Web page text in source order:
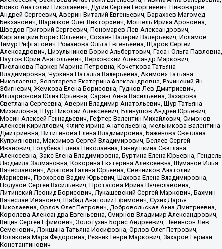
Бойко Анатолий Николаевич, Дугин Сергей Георгиевич, Пивоваров
Андрей Сергеевич, Аверин Виталий Евгеньевич, Барахоев Магомед
Бекханович, Шарипков Олег Викторович, Мошель Ирина Ароновна,
Шведов Григорий Сергеевич, Пономарев Лев Александрович,
Каргалицкий Борис Юльевич, Созаев Валерий Валерьевич, Исламов
Тимур Рифгатович, Романова Ольга Евгеньевна, Щаров Сергей
Алексадрович, Цирульников Борис Альбертович, Гасан Ольга Павловна,
Паутов Юрий Анатольевич, Верховский Александр Маркович,
Пислакова-Паркер Марина Петровна, Кочеткова Татьяна
Владимировна, Чуркина Наталья Валерьевна, Акимова Татьяна
Николаевна, Золотарева Екатерина Александровна, Рачинский Ян
Збигневич, Жемкова Елена Борисовна, Гудков Лев Дмитриевич,
Илларионова Юлия Юрьевна, Саранг Анна Васильевна, Захарова
Светлана Сергеевна, Аверин Владимир Анатольевич, Щур Татьяна
Михайловна, Щур Николай Алексеевич, Блинушов Андрей Юрьевич,
Мосин Алексей Геннадьевич, Гефтер Валентин Михайлович, Симонов
Алексей Кириллович, Флиге Ирина Анатольевна, Мельникова Валентина
Дмитриевна, Вититинова Елена Владимировна, Баженова Светлана
Куприяновна, Максимов Сергей Владимирович, Беляев Сергей
Иванович, Голубева Елена Николаевна, Ганнушкина Светлана
Алексеевна, Закс Елена Владимировна, Буртина Елена Юрьевна, Гендель
Людмила Залмановна, Кокорина Екатерина Алексеевна, Шуманов Илья
Вячеславович, Арапова Галина Юрьевна, Свечников Анатолий
Мариевич, Прохоров Вадим Юрьевич, Шахова Елена Владимировна,
Подузов Сергей Васильевич, Протасова Ирина Вячеславовна,
Литинский Леонид Борисович, Лукашевский Сергей Маркович, Бахмин
Вячеслав Иванович, Шабад Анатолий Ефимович, Сухих Дарья
Николаевна, Орлов Олег Петрович, Добровольская Анна Дмитриевна,
Королева Александра Евгеньевна, Смирнов Владимир Александрович,
Вицин Сергей Ефимович, Золотухин Борис Андреевич, Левинсон Лев
Семенович, Локшина Татьяна Иосифовна, Орлов Олег Петрович,
Полякова Мара Федоровна, Резник Генри Маркович, Захаров Герман
Константинович